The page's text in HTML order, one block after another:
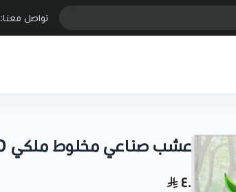
تواصل معنا:
عشب صناعي مخلوط ملكي 30 ملم 30الف غرزة
٤٠